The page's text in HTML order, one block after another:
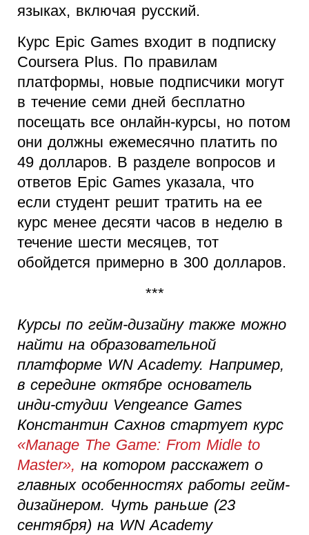
языках, включая русский.
Курс Epic Games входит в подписку
Coursera Plus. По правилам
платформы, новые подписчики могут
в течение семи дней бесплатно
посещать все онлайн-курсы, но потом
они должны ежемесячно платить по
49 долларов. В разделе вопросов и
ответов Epic Games указала, что
если студент решит тратить на ее
курс менее десяти часов в неделю в
течение шести месяцев, тот
обойдется примерно в 300 долларов.
***
Курсы по гейм-дизайну также можно
найти на образовательной
платформе WN Academy. Например,
в середине октябре основатель
инди-студии Vengeance Games
Константин Сахнов стартует курс
«Manage The Game: From Midle to
Master», на котором расскажет о
главных особенностях работы гейм-
дизайнером. Чуть раньше (23
сентября) на WN Academy